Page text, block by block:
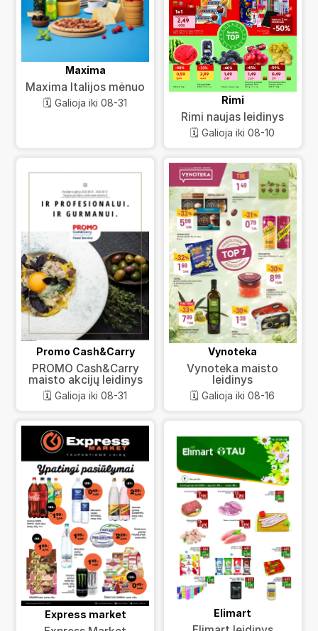
Maxima
Maxima Italijos mėnuo
🗓️ Galioja iki 08-31 Rimi
Rimi naujas leidinys
🗓️ Galioja iki 08-10
Promo Cash&Carry
PROMO Cash&Carry
maisto akcijų leidinys
🗓️ Galioja iki 08-31
Vynoteka
Vynoteka maisto
leidinys
🗓️ Galioja iki 08-16
Express market Elimart